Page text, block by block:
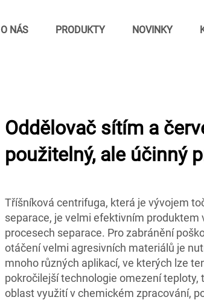
O NÁS PRODUKTY NOVINKY
Oddělovač sítím a
použitelný, ale účinný
Tříšníková centrifuga, která je vývojem
separace, je velmi efektivním produktem
procesech separace. Pro zabránění
otáčení velmi agresivních materiálů je
mnoho různých aplikací, ve kterých lze
pokročilejší technologie omezení teploty,
oblast využití v chemickém zpracování,